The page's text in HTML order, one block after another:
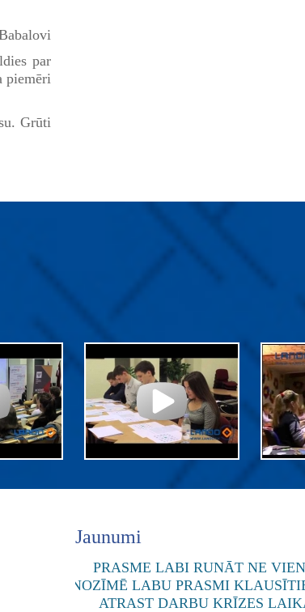
par
piemēri
Grūti
Jaunumi